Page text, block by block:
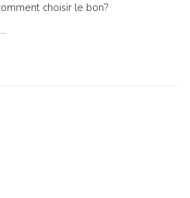
choisir le bon?